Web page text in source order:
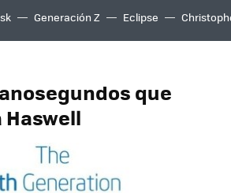
Generación Z Eclipse
que